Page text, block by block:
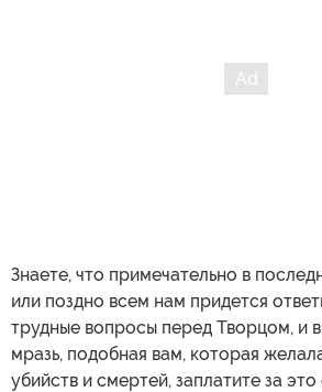
Знаете, что примечательно в
или поздно всем нам придется
трудные вопросы перед Творцом, и
мразь, подобная вам, которая
убийств и смертей, заплатите за это